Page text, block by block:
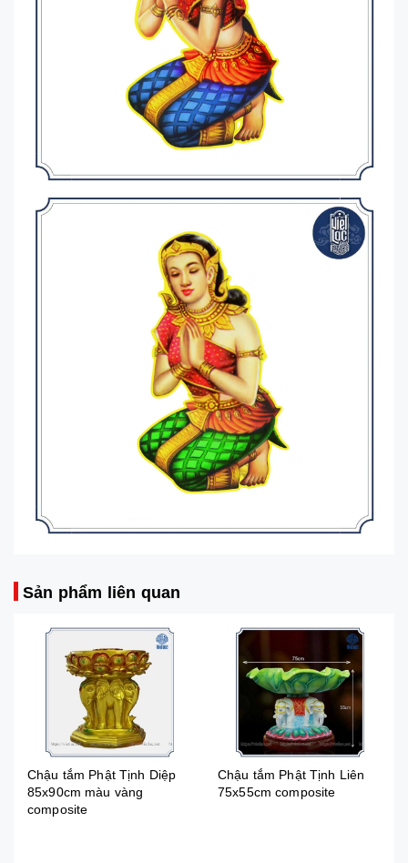
Sản phẩm liên quan
Chậu tắm Phật Tịnh Diệp
85x90cm màu vàng
composite
Chậu tắm Phật Tịnh Liên
75x55cm composite